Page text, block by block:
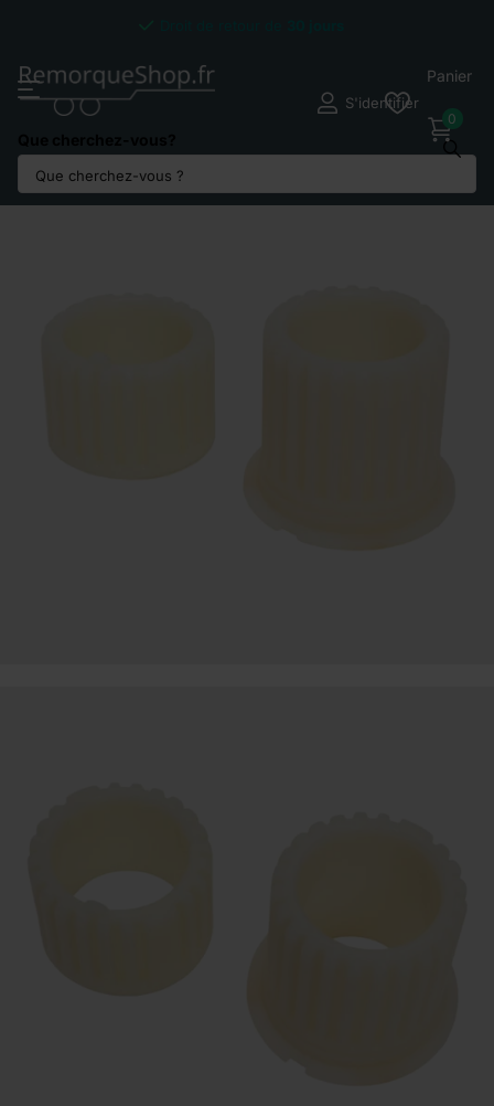
Droit de retour de
S'identifier
Panier
0
Partagez ce produit